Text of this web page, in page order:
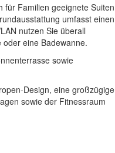
für Familien geeignete Suiten
umfasst einen
nutzen Sie überall
eine Badewanne.
sowie
Design, eine großzügige
sowie der Fitnessraum